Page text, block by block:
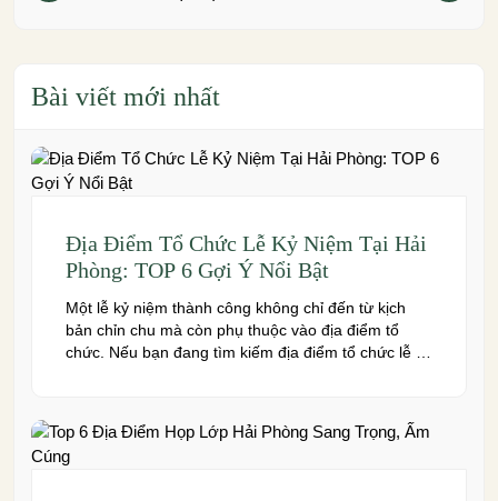
Bài viết mới nhất
Địa Điểm Tổ Chức Lễ Kỷ Niệm Tại Hải
Phòng: TOP 6 Gợi Ý Nổi Bật
Một lễ kỷ niệm thành công không chỉ đến từ kịch
bản chỉn chu mà còn phụ thuộc vào địa điểm tổ
chức. Nếu bạn đang tìm kiếm địa điểm tổ chức lễ kỷ